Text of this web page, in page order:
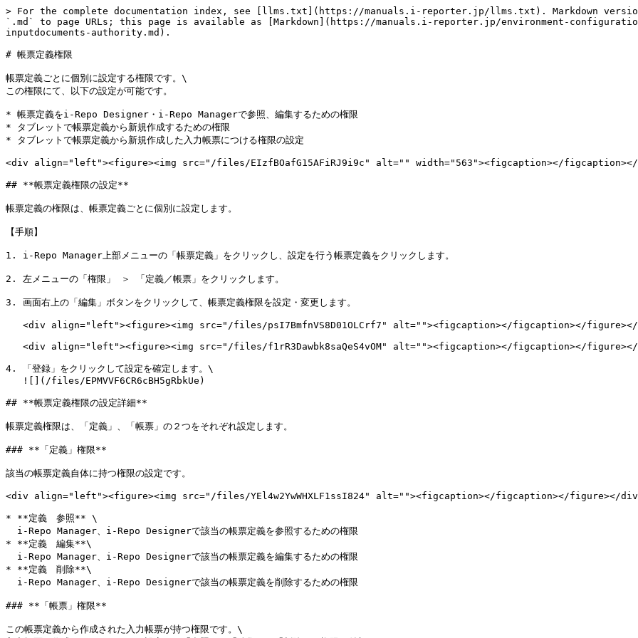
> For the complete documentation index, see [llms.txt](https://manuals.i-reporter.jp/llms.txt). Markdown
`.md` to page URLs; this page is available as [Markdown](https://manuals.i-reporter.jp/environment-
inputdocuments-authority.md).
# 帳票定義権限
帳票定義ごとに個別に設定する権限です。\
この権限にて、以下の設定が可能です。
* 帳票定義をi-Repo Designer・i-Repo Managerで参照、編集するための権限
* タブレットで帳票定義から新規作成するための権限
* タブレットで帳票定義から新規作成した入力帳票につける権限の設定
<div align="left"><figure><img src="/files/EIzfBOafG15AFiRJ9i9c" alt="" width="563"><figcaption></
## **帳票定義権限の設定**
帳票定義の権限は、帳票定義ごとに個別に設定します。
【手順】
1. i-Repo Manager上部メニューの「帳票定義」をクリックし、設定を行う帳票定義をクリックします。
2. 左メニューの「権限」 ＞ 「定義／帳票」をクリックします。
3. 画面右上の「編集」ボタンをクリックして、帳票定義権限を設定・変更します。
4. 「登録」をクリックして設定を確定します。\
## **帳票定義権限の設定詳細**
帳票定義権限は、「定義」、「帳票」の２つをそれぞれ設定します。
### **「定義」権限**
該当の帳票定義自体に持つ権限の設定です。
<div align="left"><figure><img src="/files/YEl4w2YwWHXLF1ssI824" alt=""><figcaption></figcaption></figure></
* **定義　参照** \
* **定義　編集**\
* **定義　削除**\
### **「帳票」権限**
この帳票定義から作成された入力帳票が持つ権限です。\